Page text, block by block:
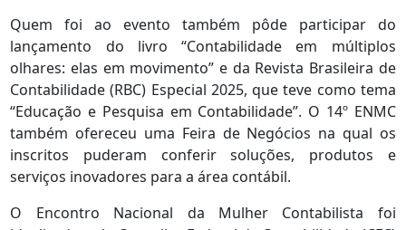
Quem foi ao evento também pôde participar do
lançamento do livro “Contabilidade em múltiplos
olhares: elas em movimento” e da Revista Brasileira de
Contabilidade (RBC) Especial 2025, que teve como tema
“Educação e Pesquisa em Contabilidade”. O 14º ENMC
também ofereceu uma Feira de Negócios na qual os
inscritos puderam conferir soluções, produtos e
serviços inovadores para a área contábil.
O Encontro Nacional da Mulher Contabilista foi